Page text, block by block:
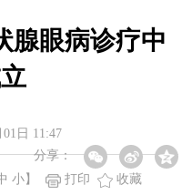
腺眼病诊疗中
日 11:47
分享：
小 】 打印 收藏